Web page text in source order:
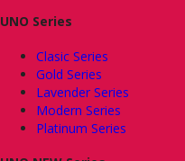
UNO Series
Clasic Series
Gold Series
Lavender Series
Modern Series
Platinum Series